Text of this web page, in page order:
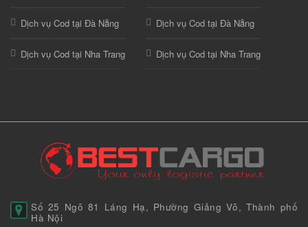
Dịch vụ Cod tại Đà Nẵng
Dịch vụ Cod tại Nha Trang
Dịch vụ Cod tại Đà Nẵng
Dịch vụ Cod tại Nha Trang
Số 25 Ngõ 81 Láng Hạ, Phường Giảng Võ, Thành phố
Hà Nội